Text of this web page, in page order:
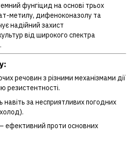
фунгіцид на основі трьох
метилу, дифеноконазолу та
надійний захист
від широкого спектра
речовин з різними механізмами дії
резистентності.
навіть за несприятливих погодних
ефективний проти основних